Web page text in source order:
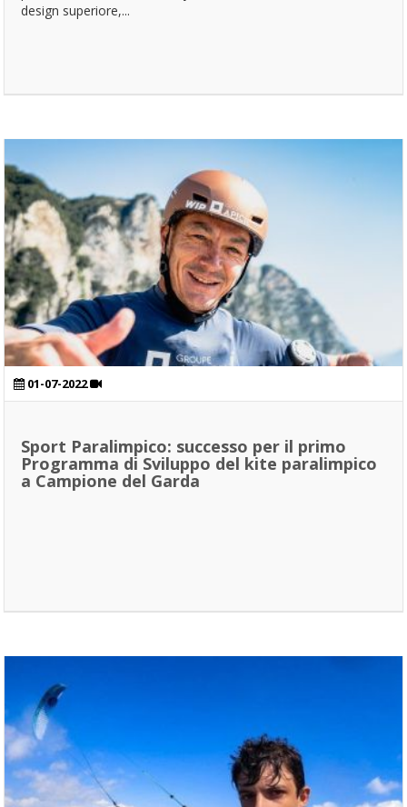
design superiore,...
01-07-2022
Sport Paralimpico: successo per il primo
Programma di Sviluppo del kite paralimpico
a Campione del Garda